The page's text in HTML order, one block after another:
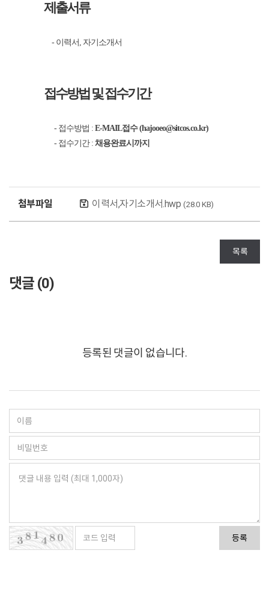
제출서류
- 이력서, 자기소개서
접수방법 및 접수기간
- 접수방법 : E-MAIL접수 (hajooeo@sitcos.co.kr)
- 접수기간 : 채용완료시까지
첨부파일 이력서,자기소개서.hwp (28.0 KB)
목록
댓글 (0)
등록된 댓글이 없습니다.
등록